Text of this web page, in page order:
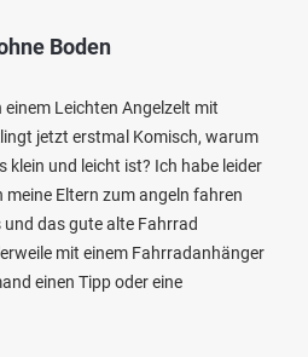
Boden
Leichten Angelzelt mit
jetzt erstmal Komisch, warum
klein und leicht ist? Ich habe leider
Eltern zum angeln fahren
das gute alte Fahrrad
mit einem Fahrradanhänger
einen Tipp oder eine